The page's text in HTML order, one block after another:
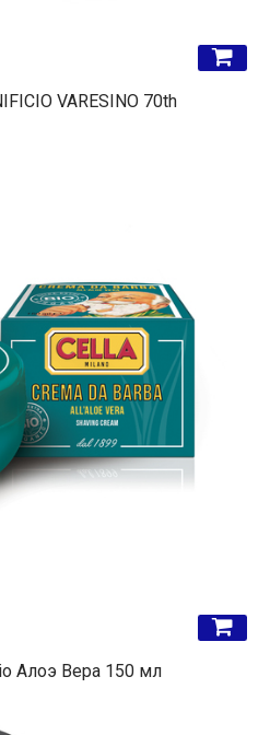
VARESINO 70th
Алоэ Вера 150 мл